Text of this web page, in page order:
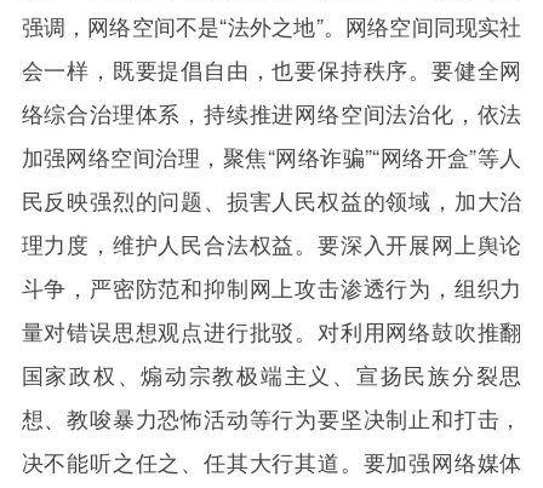
强调，网络空间不是“法外之地”。网络空间同现实社
会一样，既要提倡自由，也要保持秩序。要健全网
络综合治理体系，持续推进网络空间法治化，依法
加强网络空间治理，聚焦“网络诈骗”“网络开盒”等人
民反映强烈的问题、损害人民权益的领域，加大治
理力度，维护人民合法权益。要深入开展网上舆论
斗争，严密防范和抑制网上攻击渗透行为，组织力
量对错误思想观点进行批驳。对利用网络鼓吹推翻
国家政权、煽动宗教极端主义、宣扬民族分裂思
想、教唆暴力恐怖活动等行为要坚决制止和打击，
决不能听之任之、任其大行其道。要加强网络媒体